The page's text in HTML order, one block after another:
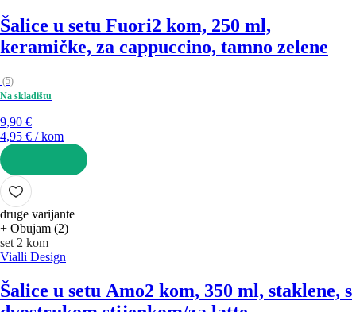
Šalice u setu Fuori2 kom, 250 ml,
keramičke, za cappuccino, tamno zelene
(5)
Na skladištu
9,90 €
4,95 € / kom
U KOŠARICU
druge varijante
+ Obujam (2)
set 2 kom
Vialli Design
Šalice u setu Amo2 kom, 350 ml, staklene, s